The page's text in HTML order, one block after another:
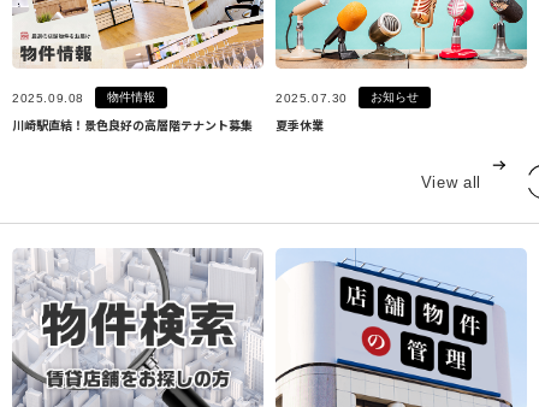
2025.09.08 物件情報
川崎駅直結！景色良好の高層階テナント募集
2025.07.30 お知らせ
夏季休業
View all